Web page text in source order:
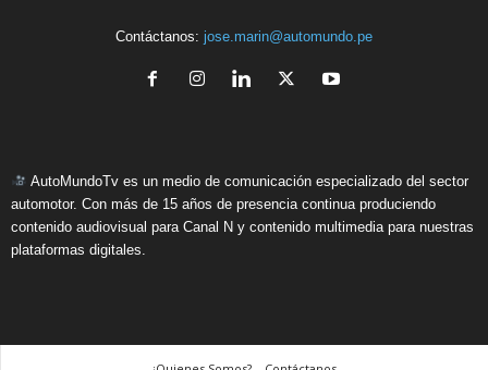
Contáctanos: jose.marin@automundo.pe
AutoMundoTv es un medio de comunicación especializado del sector
automotor. Con más de 15 años de presencia continua produciendo
contenido audiovisual para Canal N y contenido multimedia para nuestras
plataformas digitales.